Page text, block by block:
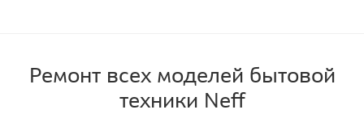
Ремонт всех моделей бытовой
техники Neff